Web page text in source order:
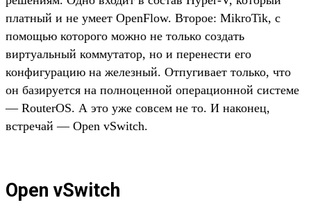
платный и не умеет OpenFlow. Второе: MikroTik, с
помощью которого можно не только создать
виртуальный коммутатор, но и перенести его
конфигурацию на железный. Отпугивает только, что
он базируется на полноценной операционной системе
— RouterOS. А это уже совсем не то. И наконец,
встречай — Open vSwitch.
Open vSwitch